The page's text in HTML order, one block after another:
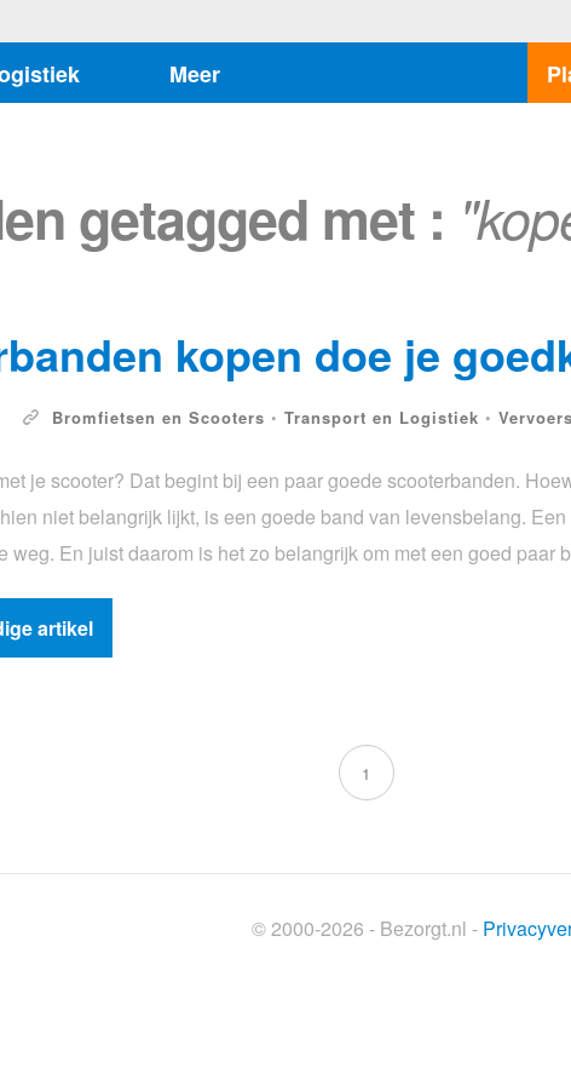
Meer
getagged met :
kopen doe je
Bromfietsen en Scooters • Transport en Logistiek •
je scooter? Dat begint bij een paar goede scooterbanden.
niet belangrijk lijkt, is een goede band van levensbelang.
weg. En juist daarom is het zo belangrijk om met een goed paar
artikel
1
© 2000-2026 - Bezorgt.nl -